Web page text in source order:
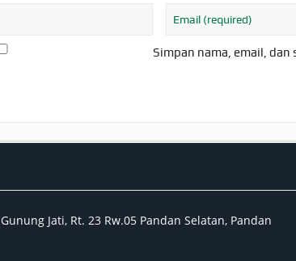
Simpan nama, email,
Jati, Rt. 23 Rw.05 Pandan Selatan, Pandan